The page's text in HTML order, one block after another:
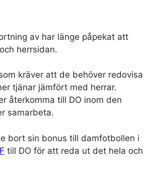
av har länge påpekat att
herrsidan.
kräver att de behöver redovisa
tjänar jämfört med herrar.
återkomma till DO inom den
samarbeta.
bort sin bonus till damfotbollen i
till DO för att reda ut det hela och